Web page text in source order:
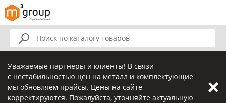
Уважаемые партнеры и клиенты! В связи
с нестабильностью цен на металл и комплектующие
мы обновляем прайсы. Цены на сайте
корректируются. Пожалуйста, уточняйте актуальную